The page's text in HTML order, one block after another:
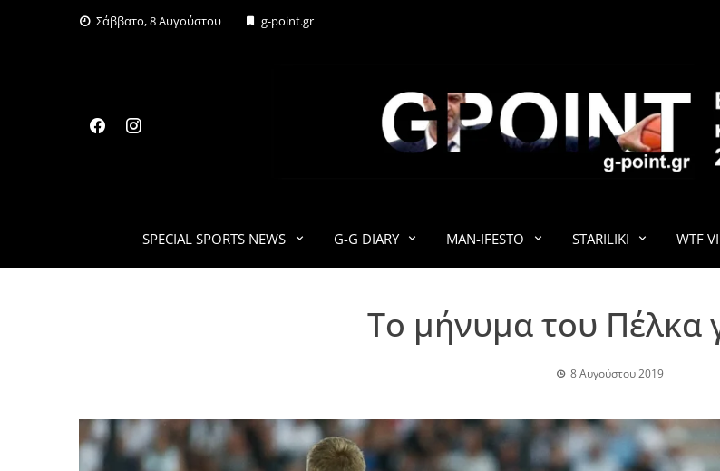
Σάββατο, 8 Αυγούστου g-point.gr
G-
SPECIAL SPORTS NEWS G-G DIARY MAN-IFESTO STARILIKI WTF
Το μήνυμα του Πέλκα
8 Αυγούστου 2019